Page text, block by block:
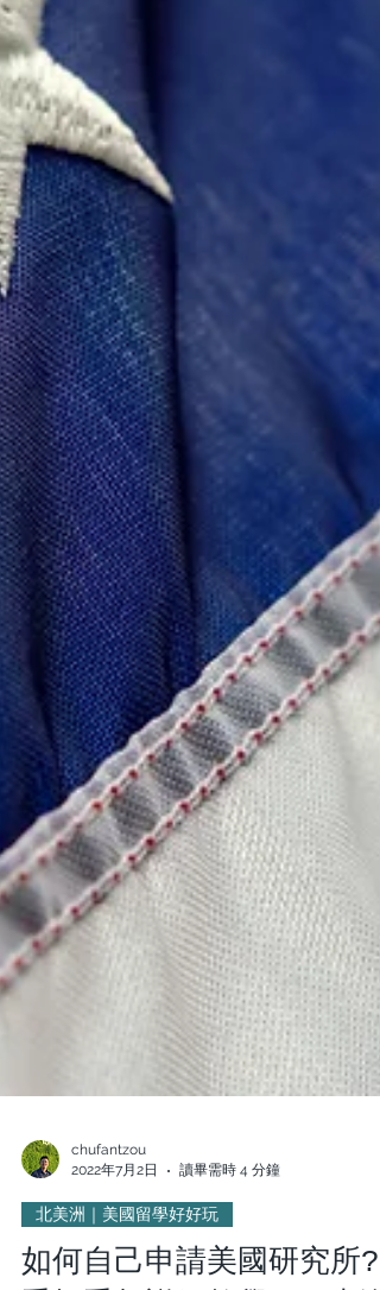
chufantzou
2022年7月2日
讀畢需時 4 分鐘
北美洲｜美國留學好好玩